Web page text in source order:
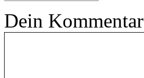
Dein Kommentar